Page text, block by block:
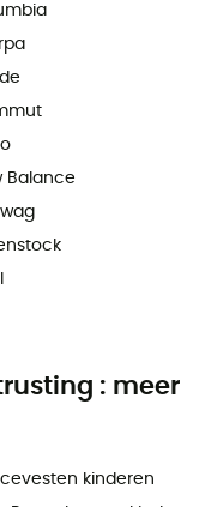
Balance
: meer
kinderen